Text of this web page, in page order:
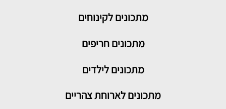
מתכונים לקינוחים
מתכונים חריפים
מתכונים לילדים
מתכונים לארוחת צהריים